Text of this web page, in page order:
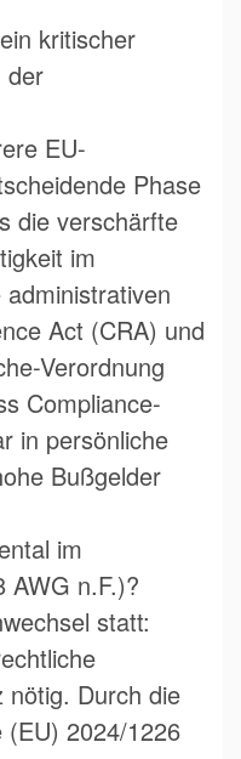
kritischer
der
EU-
Phase
die verschärfte
im
Act (CRA) und
Verordnung
Compliance-
in persönliche
Bußgelder
im
AWG n.F.)?
statt:
nötig. Durch die
(EU) 2024/1226